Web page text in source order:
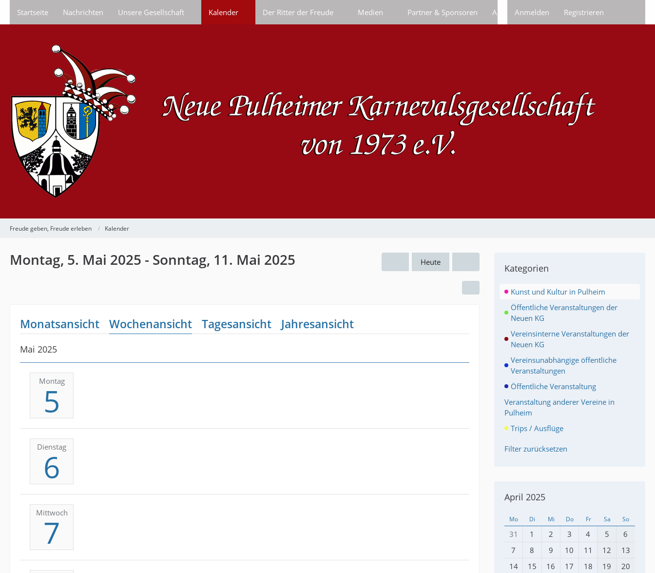
Startseite Nachrichten Unsere Gesellschaft Kalender Der Ritter der Freude Medien Partner & Sponsoren Anfragen/Bestellungen
Anmelden Registrieren
Freude geben, Freude erleben Kalender
Montag, 5. Mai 2025 - Sonntag, 11. Mai 2025 Heute
Monatsansicht Wochenansicht Tagesansicht Jahresansicht
Mai 2025
Montag
5
Dienstag
6
Mittwoch
7
Kategorien
Kunst und Kultur in Pulheim
Öffentliche Veranstaltungen der
Neuen KG
Vereinsinterne Veranstaltungen der
Neuen KG
Vereinsunabhängige öffentliche
Veranstaltungen
Öffentliche Veranstaltung
Veranstaltung anderer Vereine in
Pulheim
Trips / Ausflüge
Filter zurücksetzen
April 2025
Mo Di Mi Do Fr Sa So
31 1 2 3 4 5
6
7
8 9 10 11 12
13
14
15 16 17 18 19
20